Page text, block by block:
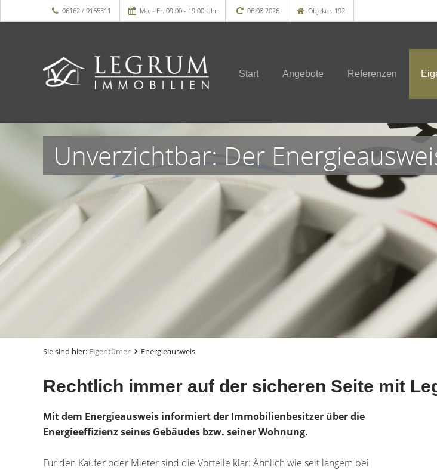
06162 / 9165311 Mo. - Fr. 09.00 - 19.00 Uhr 06.08.2026 Objekte: 192
Start Angebote Referenzen
Unverzichtbar: Der
Sie sind hier: Eigentümer Energieausweis
Rechtlich immer auf der sicheren Seite mit
Mit dem Energieausweis informiert der Immobilienbesitzer über die
Energieeffizienz seines Gebäudes bzw. seiner Wohnung.
Für den Käufer oder Mieter sind die Vorteile klar: Ähnlich wie seit langem bei